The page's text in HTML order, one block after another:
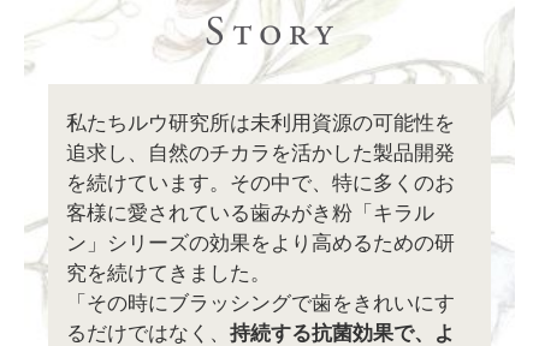
私たちルウ研究所は未利用資源の可能性を
追求し、自然のチカラを活かした製品開発
を続けています。その中で、特に多くのお
客様に愛されている歯みがき粉「キラル
ン」シリーズの効果をより高めるための研
究を続けてきました。
「その時にブラッシングで歯をきれいにす
るだけではなく、持続する抗菌効果で、よ